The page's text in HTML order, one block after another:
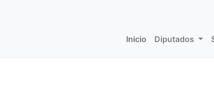
Inicio (current)
Diputados